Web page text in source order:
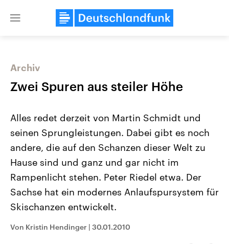
Close
Landtagswahl Sachsen-Anhalt
2026
Alle Informationen
Sachsen-Anhalt wählt am 6.
September 2026 einen neuen
Bundesland von einer Koalition aus
USA
Aktuelle Beiträge,
Hintergründe
Archiv
Zwei Spuren aus steiler Höhe
Alles redet derzeit von Martin Schmidt und
seinen Sprungleistungen. Dabei gibt es noch
andere, die auf den Schanzen dieser Welt zu
Hause sind und ganz und gar nicht im
Rampenlicht stehen. Peter Riedel etwa. Der
Sachse hat ein modernes Anlaufspursystem für
Skischanzen entwickelt.
Von Kristin Hendinger | 30.01.2010